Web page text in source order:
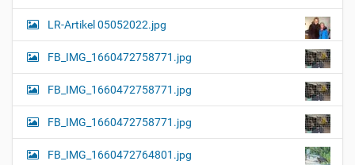
LR-Artikel 05052022.jpg
FB_IMG_1660472758771.jpg
FB_IMG_1660472758771.jpg
FB_IMG_1660472758771.jpg
FB_IMG_1660472764801.jpg